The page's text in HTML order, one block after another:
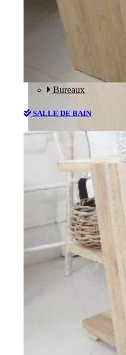
Bureaux
SALLE DE BAIN
Bureaux
SALLE DE BAIN